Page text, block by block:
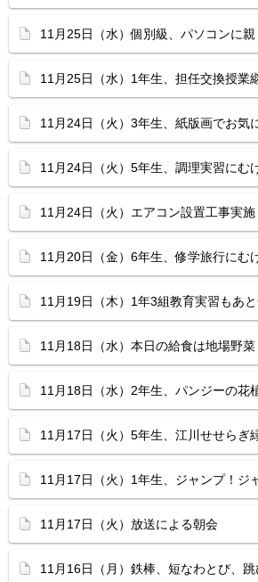
11月25日（水）個別級、パソコンに親
11月25日（水）1年生、担任交換授業
11月24日（火）3年生、紙版画でお気
11月24日（火）5年生、調理実習にむ
11月24日（火）エアコン設置工事実施
11月20日（金）6年生、修学旅行にむ
11月19日（木）1年3組教育実習もあ
11月18日（水）本日の給食は地場野菜
11月18日（水）2年生、パンジーの花
11月17日（火）5年生、江川せせらぎ
11月17日（火）1年生、ジャンプ！ジ
11月17日（火）放送による朝会
11月16日（月）鉄棒、短なわとび、跳